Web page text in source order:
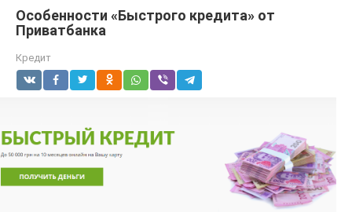
Особенности «Быстрого кредита» от
Приватбанка
Кредит